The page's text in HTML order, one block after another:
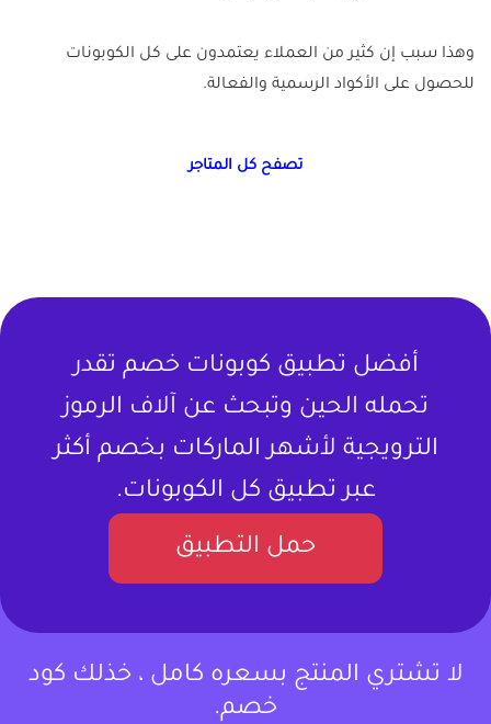
وهذا سبب إن كثير من العملاء يعتمدون على كل الكوبونات
للحصول على الأكواد الرسمية والفعالة.
تصفح كل المتاجر
أفضل تطبيق كوبونات خصم تقدر
تحمله الحين وتبحث عن آلاف الرموز
الترويجية لأشهر الماركات بخصم أكثر
عبر تطبيق كل الكوبونات.
حمل التطبيق
لا تشتري المنتج بسعره كامل ، خذلك كود
خصم.